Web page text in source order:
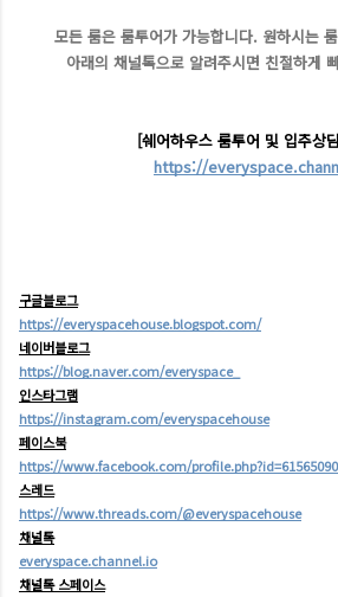
모든 룸은 룸투어가 가능합니다. 원하시는
아래의 채널톡으로 알려주시면 친절하게
[쉐어하우스 룸투어 및 입주상
https://
구글블로그
https://everyspacehouse.blogspot.com/
네이버블로그
https://blog.naver.com/everyspace_
인스타그램
https://instagram.com/everyspacehouse
페이스북
https://www.facebook.com/
스레드
https://www.threads.com/@everyspacehouse
채널톡
everyspace.channel.io
채널톡 스페이스